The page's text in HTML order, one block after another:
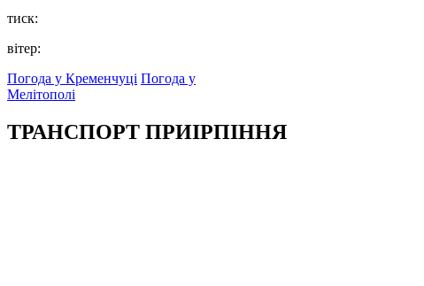
тиск:
вітер:
Погода у Кременчуці Погода у
Мелітополі
ТРАНСПОРТ ПРИІРПІННЯ